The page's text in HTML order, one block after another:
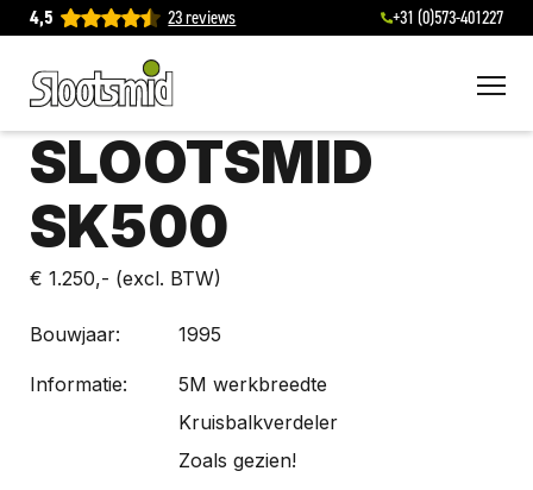
4,5 23 reviews +31 (0)573-401227
SLOOTSMID
SK500
€ 1.250,- (excl. BTW)
Bouwjaar: 1995
Informatie:
5M werkbreedte
Kruisbalkverdeler
Zoals gezien!